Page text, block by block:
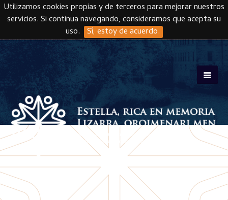
Utilizamos cookies propias y de terceros para mejorar nuestros
servicios. Si continua navegando, consideramos que acepta su
uso. Sí, estoy de acuerdo.
Skip to main content